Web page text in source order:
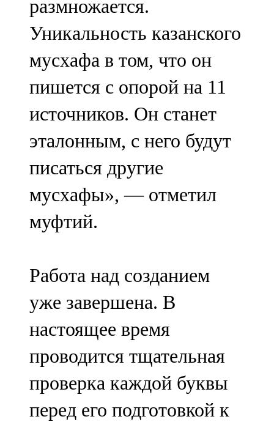
размножается.
Уникальность казанского
мусхафа в том, что он
пишется с опорой на 11
источников. Он станет
эталонным, с него будут
писаться другие
мусхафы», — отметил
муфтий.
Работа над созданием
уже завершена. В
настоящее время
проводится тщательная
проверка каждой буквы
перед его подготовкой к